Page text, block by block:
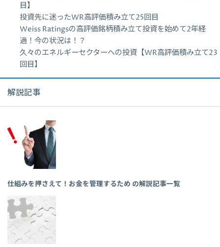
目】
投資先に迷ったWR高評価積み立て25回目
Weiss Ratingsの高評価銘柄積み立て投資を始めて2年経
過！今の状況は！？
久々のエネルギーセクターへの投資【WR高評価積み立て23
回目】
解説記事
仕組みを押さえて！お金を管理するため の解説記事一覧